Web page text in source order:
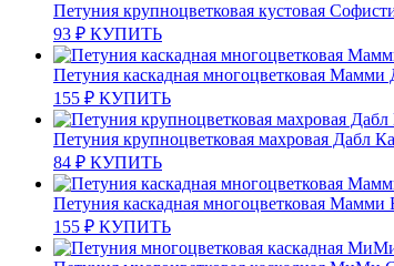
Петуния крупноцветковая кустовая
93 ₽ КУПИТЬ
Петуния каскадная многоцветковая
155 ₽ КУПИТЬ
Петуния крупноцветковая махровая Дабл
84 ₽ КУПИТЬ
Петуния каскадная многоцветковая Мамми
155 ₽ КУПИТЬ